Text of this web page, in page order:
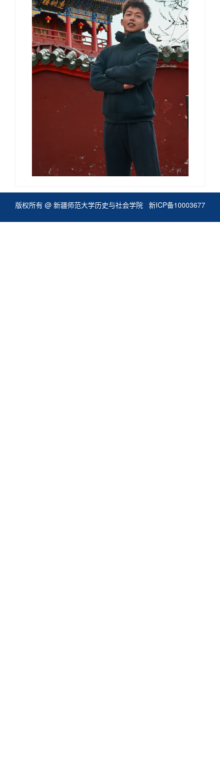
版权所有 @ 新疆师范大学历史与社会学院 新ICP备10003677